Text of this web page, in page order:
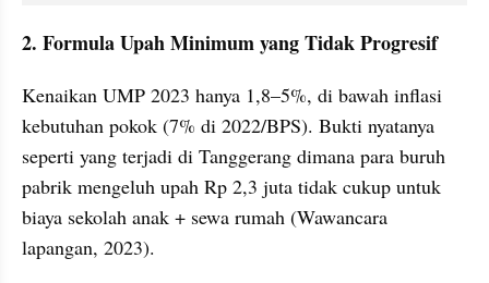
2. Formula Upah Minimum yang Tidak Progresif
Kenaikan UMP 2023 hanya 1,8–5%, di bawah inflasi
kebutuhan pokok (7% di 2022/BPS). Bukti nyatanya
seperti yang terjadi di Tanggerang dimana para buruh
pabrik mengeluh upah Rp 2,3 juta tidak cukup untuk
biaya sekolah anak + sewa rumah (Wawancara
lapangan, 2023).